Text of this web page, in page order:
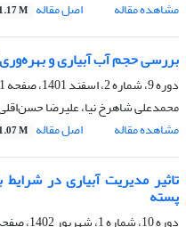
مشاهده مقاله
اصل مقاله 1.17 M
بررسی حجم آب آبیاری و
دوره 9، شماره 2، اسفند 1401، صفحه
1-16
محمدعلی شاهرخ نیا، علیرضا
مشاهده مقاله
اصل مقاله 1.07 M
تاثیر مدیریت آبیاری در
پسته